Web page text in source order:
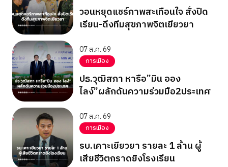
วอนหยุดแชร์ภาพสะเทือนใจ สั่งปิด
เรียน-ดึงทีมสุขภาพจิตเยียวยา
07 ส.ค. 69
การเมือง
ปธ.วุฒิสภา หารือ”มิน ออง
ไลง์”ผลักดันความร่วมมือ2ประเทศ
07 ส.ค. 69
การเมือง
รบ.เคาะเยียวยา รายละ 1 ล้าน ผู้
เสียชีวิตกราดยิงโรงเรียน